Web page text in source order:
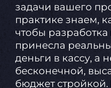
задачи вашего
практике знаем,
чтобы
принесла
деньги в кассу, а
бесконечной,
бюджет